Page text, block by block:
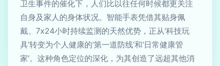
卫生事件的催化下，人们比以往任何时候都更关注
自身及家人的身体状况。智能手表凭借其贴身佩
戴、7x24小时持续监测的天然优势，正从‘科技玩
具’转变为个人健康的‘第一道防线’和‘日常健康管
家’。这种角色定位的深化，为其创造了远超其他消